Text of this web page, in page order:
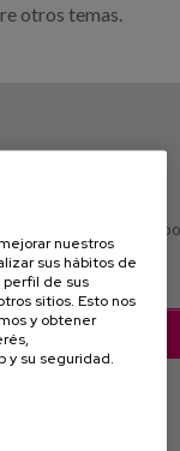
otros temas.
su configuración de
Cookies analíticas
DE COOKIES
nuestros
sus hábitos de
de sus
sitios. Esto nos
y obtener
su seguridad.